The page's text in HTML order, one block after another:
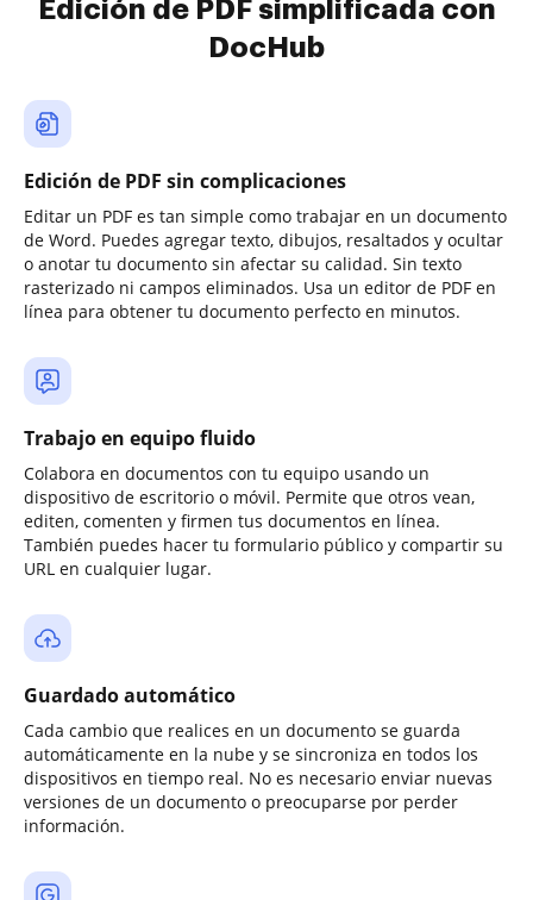
Edición de PDF simplificada con
DocHub
Edición de PDF sin complicaciones
Editar un PDF es tan simple como trabajar en un documento
de Word. Puedes agregar texto, dibujos, resaltados y ocultar
o anotar tu documento sin afectar su calidad. Sin texto
rasterizado ni campos eliminados. Usa un editor de PDF en
línea para obtener tu documento perfecto en minutos.
Trabajo en equipo fluido
Colabora en documentos con tu equipo usando un
dispositivo de escritorio o móvil. Permite que otros vean,
editen, comenten y firmen tus documentos en línea.
También puedes hacer tu formulario público y compartir su
URL en cualquier lugar.
Guardado automático
Cada cambio que realices en un documento se guarda
automáticamente en la nube y se sincroniza en todos los
dispositivos en tiempo real. No es necesario enviar nuevas
versiones de un documento o preocuparse por perder
información.